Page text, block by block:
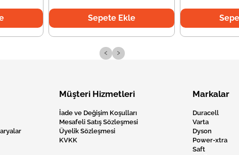
Sepete Ekle
‹ ›
Müşteri Hizmetleri
İade ve Değişim Koşulları
Mesafeli Satış Sözleşmesi
Üyelik Sözleşmesi
KVKK
Markalar
Duracell
Varta
Dyson
Power-xtra
Saft